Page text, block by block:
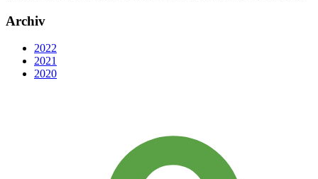
Archiv
2022
2021
2020